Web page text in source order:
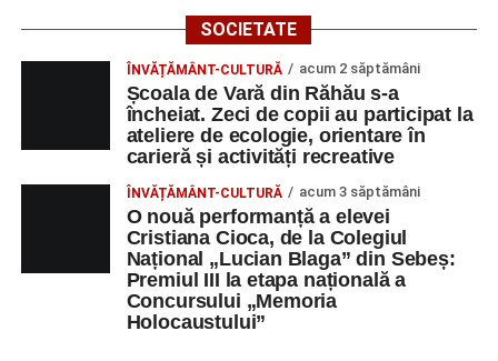
SOCIETATE
ÎNVĂȚĂMÂNT-CULTURĂ acum 2 săptămâni
Școala de Vară din Răhău s-a
încheiat. Zeci de copii au participat la
ateliere de ecologie, orientare în
carieră și activități recreative
ÎNVĂȚĂMÂNT-CULTURĂ acum 3 săptămâni
O nouă performanță a elevei
Cristiana Cioca, de la Colegiul
Național „Lucian Blaga” din Sebeș:
Premiul III la etapa națională a
Concursului „Memoria
Holocaustului”